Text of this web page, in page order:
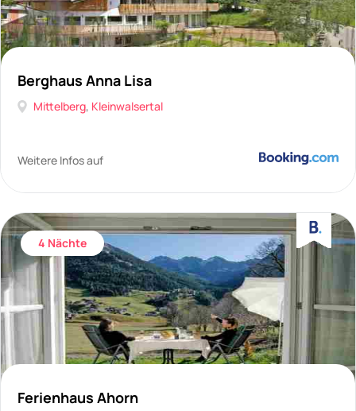
Berghaus Anna Lisa
Mittelberg, Kleinwalsertal
Weitere Infos auf
4 Nächte
Ferienhaus Ahorn